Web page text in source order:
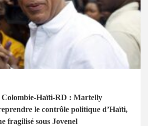
Colombie-Haïti-RD : Martelly
le contrôle politique d’Haïti,
fragilisé sous Jovenel